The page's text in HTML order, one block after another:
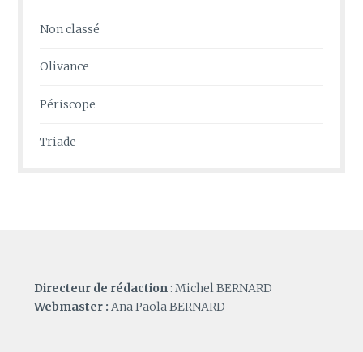
Non classé
Olivance
Périscope
Triade
Directeur de rédaction : Michel BERNARD
Webmaster : Ana Paola BERNARD